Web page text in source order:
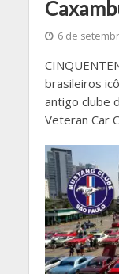
6 de
brasileiros
antigo clube
Veteran Car